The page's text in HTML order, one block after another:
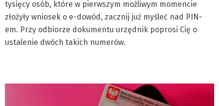
tysięcy osób, które w pierwszym możliwym momencie
złożyły wniosek o e-dowód, zacznij już myśleć nad PIN-
em. Przy odbiorze dokumentu urzędnik poprosi Cię o
ustalenie dwóch takich numerów.